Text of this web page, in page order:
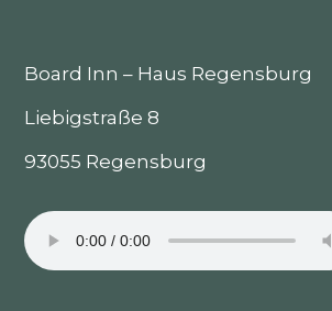
Board Inn – Haus Regensburg
Liebigstraße 8
93055 Regensburg